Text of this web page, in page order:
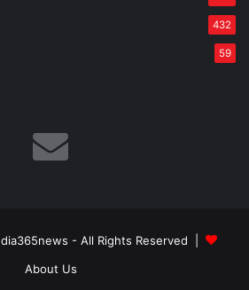
432
59
- All Rights Reserved |
About Us